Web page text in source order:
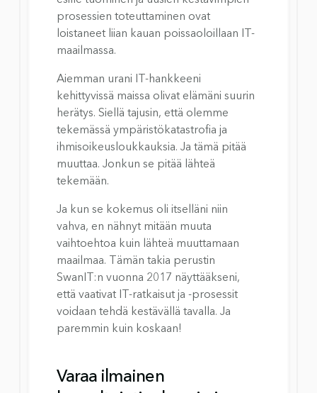
prosessien toteuttaminen ovat
loistaneet liian kauan poissaoloillaan IT-
maailmassa.
Aiemman urani IT-hankkeeni
kehittyvissä maissa olivat elämäni suurin
herätys. Siellä tajusin, että olemme
tekemässä ympäristökatastrofia ja
ihmisoikeusloukkauksia. Ja tämä pitää
muuttaa. Jonkun se pitää lähteä
tekemään.
Ja kun se kokemus oli itselläni niin
vahva, en nähnyt mitään muuta
vaihtoehtoa kuin lähteä muuttamaan
maailmaa. Tämän takia perustin
SwanIT:n vuonna 2017 näyttääkseni,
että vaativat IT-ratkaisut ja -prosessit
voidaan tehdä kestävällä tavalla. Ja
paremmin kuin koskaan!
Varaa ilmainen